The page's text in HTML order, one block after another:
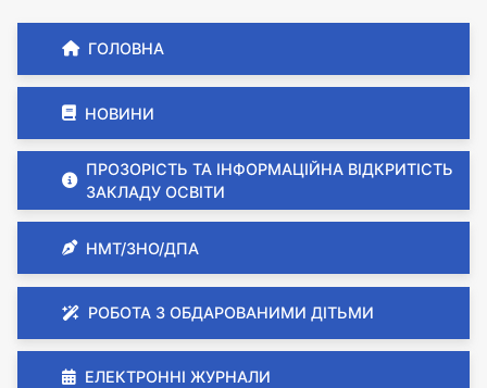
ГОЛОВНА
НОВИНИ
ПРОЗОРІСТЬ ТА ІНФОРМАЦІЙНА ВІДКРИТІСТЬ
ЗАКЛАДУ ОСВІТИ
НМТ/ЗНО/ДПА
РОБОТА З ОБДАРОВАНИМИ ДІТЬМИ
ЕЛЕКТРОННІ ЖУРНАЛИ